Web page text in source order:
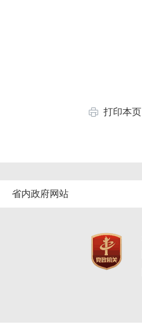
打印本页
省内政府网站